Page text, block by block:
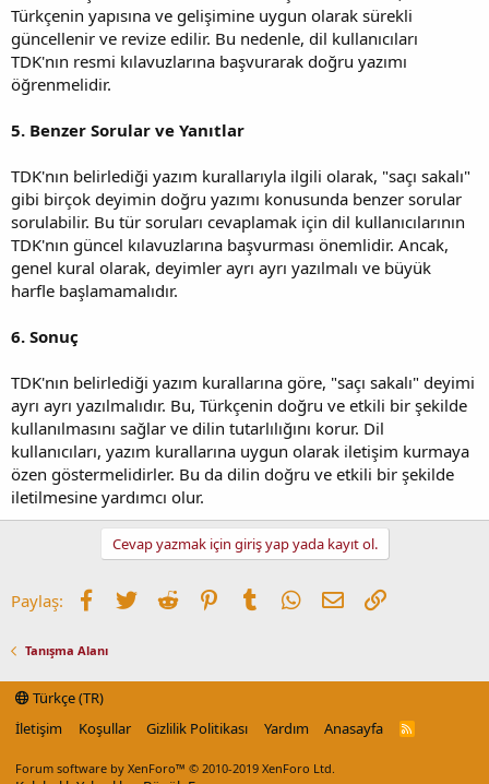
Türkçenin yapısına ve gelişimine uygun olarak sürekli
güncellenir ve revize edilir. Bu nedenle, dil kullanıcıları
TDK'nın resmi kılavuzlarına başvurarak doğru yazımı
öğrenmelidir.
5. Benzer Sorular ve Yanıtlar
TDK'nın belirlediği yazım kurallarıyla ilgili olarak, "saçı sakalı"
gibi birçok deyimin doğru yazımı konusunda benzer sorular
sorulabilir. Bu tür soruları cevaplamak için dil kullanıcılarının
TDK'nın güncel kılavuzlarına başvurması önemlidir. Ancak,
genel kural olarak, deyimler ayrı ayrı yazılmalı ve büyük
harfle başlamamalıdır.
6. Sonuç
TDK'nın belirlediği yazım kurallarına göre, "saçı sakalı" deyimi
ayrı ayrı yazılmalıdır. Bu, Türkçenin doğru ve etkili bir şekilde
kullanılmasını sağlar ve dilin tutarlılığını korur. Dil
kullanıcıları, yazım kurallarına uygun olarak iletişim kurmaya
özen göstermelidirler. Bu da dilin doğru ve etkili bir şekilde
iletilmesine yardımcı olur.
Cevap yazmak için giriş yap yada kayıt ol.
Paylaş: Facebook
TwitterReddit PinterestTumblrWhatsApp
E-postaLink
Tanışma Alanı
Türkçe (TR)
İletişim
Koşullar Gizlilik Politikası Yardım Anasayfa
R
Forum software by XenForo™ © 2010-2019 XenForo Ltd.